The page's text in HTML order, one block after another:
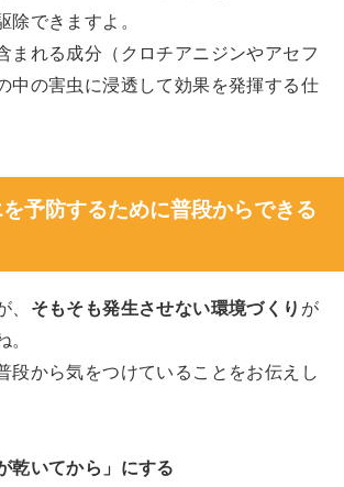
除できますよ。
まれる成分（クロチアニジンやアセフ
中の害虫に浸透して効果を発揮する仕
予防するために普段からできる
、 そもそも発生させない環境づくり が
。
段から気をつけていることをお伝えし
乾いてから」にする